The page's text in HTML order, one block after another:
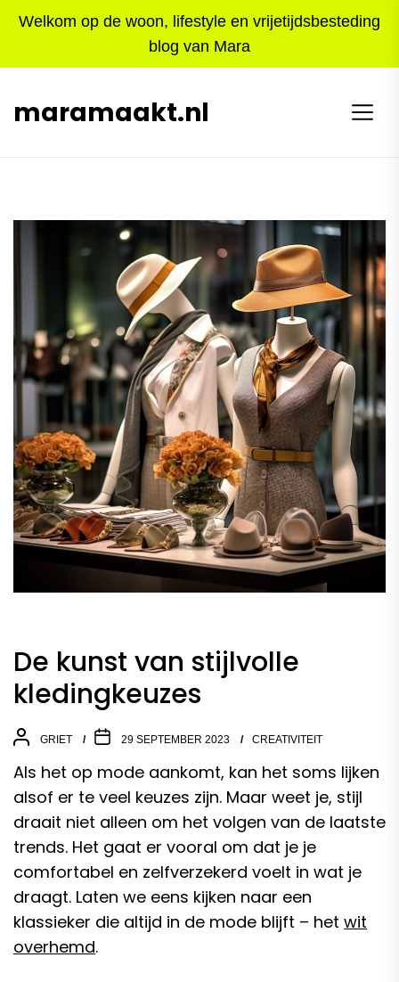
Welkom op de woon, lifestyle en vrijetijdsbesteding
blog van Mara
maramaakt.nl
De kunst van stijlvolle
kledingkeuzes
GRIET 29 SEPTEMBER 2023 CREATIVITEIT
Als het op mode aankomt, kan het soms lijken
alsof er te veel keuzes zijn. Maar weet je, stijl
draait niet alleen om het volgen van de laatste
trends. Het gaat er vooral om dat je je
comfortabel en zelfverzekerd voelt in wat je
draagt. Laten we eens kijken naar een
klassieker die altijd in de mode blijft – het wit
overhemd.